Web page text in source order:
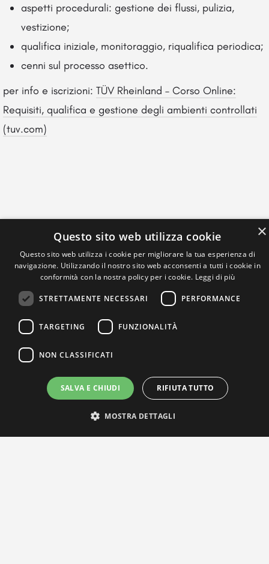
aspetti procedurali: gestione dei flussi, pulizia,
vestizione;
qualifica iniziale, monitoraggio, riqualifica periodica;
cenni sul processo asettico.
per info e iscrizioni: TÜV Rheinland – Corso Online:
Requisiti, qualifica e gestione degli ambienti controllati
(tuv.com)
IL NOSTRO NETWORK
×
Questo sito web utilizza cookie
Questo sito web utilizza i cookie per migliorare la tua esperienza di
navigazione. Utilizzando il nostro sito web acconsenti a tutti i cookie in
conformità con la nostra policy per i cookie. Leggi di più
STRETTAMENTE NECESSARI PERFORMANCE
TARGETING FUNZIONALITÀ
NON CLASSIFICATI
SALVA E CHIUDI RIFIUTA TUTTO
MOSTRA DETTAGLI